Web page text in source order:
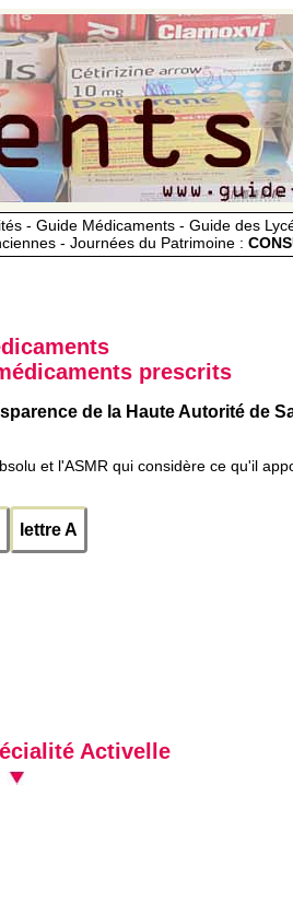
- Guide Médicaments - Guide des
- Journées du Patrimoine :
prescrits
de la Haute Autorité de
et l'ASMR qui considère ce qu'il
lettre A
Activelle